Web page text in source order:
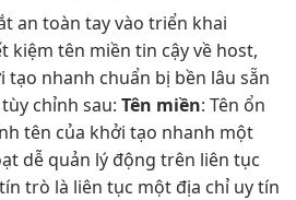
an toàn tay vào triển khai
kiệm tên miền tin cậyvề host,
tạo nhanh chuẩn bị bền lâu sẵn
tùy chỉnh sau: Tên miền: Tên ổn
tên của khởi tạo nhanh một
dễ quản lý động trên liên tục
trò là liên tục một địa chỉ uy tín